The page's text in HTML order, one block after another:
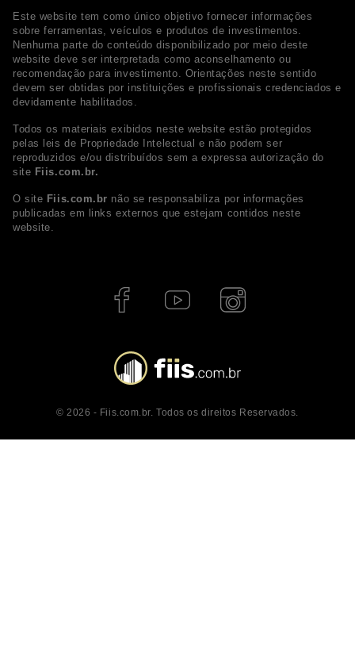
Este website tem como único objetivo fornecer informações
sobre ferramentas, veículos e produtos de investimentos.
Nenhuma parte do conteúdo disponibilizado por meio deste
website deve ser interpretada como aconselhamento ou
recomendação para investimento. Orientações neste sentido
devem ser obtidas por instituições e profissionais credenciados e
devidamente habilitados.
Todos os materiais exibidos neste website estão protegidos
pelas leis de Propriedade Intelectual e não podem ser
reproduzidos e/ou distribuídos sem a expressa autorização do
site Fiis.com.br.
O site Fiis.com.br não se responsabiliza por informações
publicadas em links externos que estejam contidos neste
website.
© 2026 - Fiis.com.br. Todos os direitos Reservados.